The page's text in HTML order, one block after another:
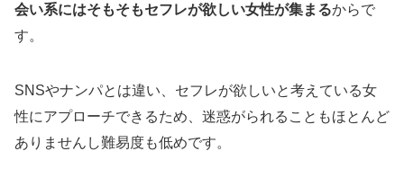
会い系にはそもそもセフレが欲しい女性が集まるからで
す。
SNSやナンパとは違い、セフレが欲しいと考えている女
性にアプローチできるため、迷惑がられることもほとんど
ありませんし難易度も低めです。